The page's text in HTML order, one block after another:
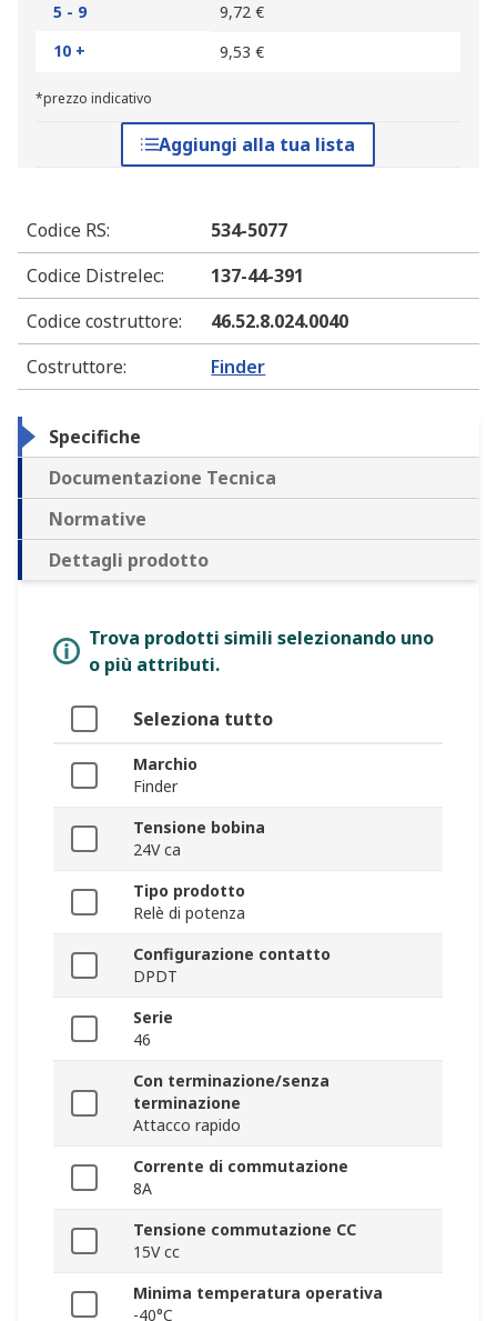
5 - 9
9,72 €
10 +
9,53 €
*prezzo indicativo
Aggiungi alla tua lista
Codice RS:
534-5077
Codice Distrelec:
137-44-391
Codice costruttore:
46.52.8.024.0040
Costruttore: Finder
Specifiche
Documentazione Tecnica
Normative
Dettagli prodotto
Trova prodotti simili selezionando uno
o più attributi.
Seleziona tutto
Marchio
Finder
Tensione bobina
24V ca
Tipo prodotto
Relè di potenza
Configurazione contatto
DPDT
Serie
46
Con terminazione/senza
terminazione
Attacco rapido
Corrente di commutazione
8A
Tensione commutazione CC
15V cc
Minima temperatura operativa
-40°C